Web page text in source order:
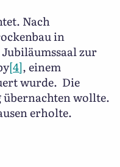
Nach
in
zur
[4], einem
wurde. Die
übernachten wollte.
erholte.